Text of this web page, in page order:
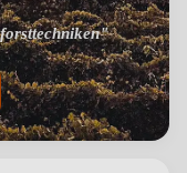
und Ausdruck"